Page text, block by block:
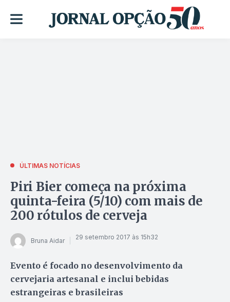
ÚLTIMAS NOTÍCIAS
Piri Bier começa na próxima
quinta-feira (5/10) com mais de
200 rótulos de cerveja
Bruna Aidar 29 setembro 2017 às 15h32
Evento é focado no desenvolvimento da
cervejaria artesanal e inclui bebidas
estrangeiras e brasileiras